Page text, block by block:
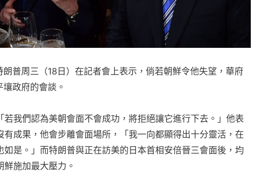
朗普周三（18日）在記者會上表示，倘若朝鮮令他失望，華府
政府的會談。
若我們認為美朝會面不會成功，將拒絕讓它進行下去。」他表
有成果，他會步離會面場所，「我一向都顯得出十分靈活，在
如是。」而特朗普與正在訪美的日本首相安倍晉三會面後，均
鮮施加最大壓力。